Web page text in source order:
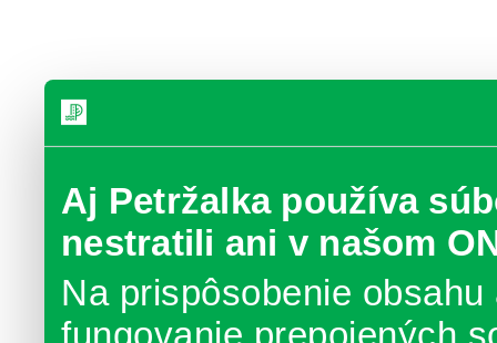
Aj Petržalka používa
nestratili ani v našom
Na prispôsobenie